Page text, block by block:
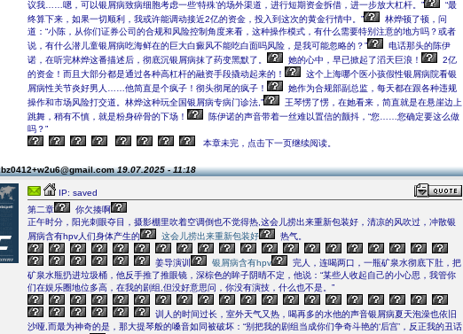
议我……嗯，可以银屑病致病细胞考虑一些‘特殊’的场外渠道，进行短期资金拆借，进一步放大杠杆。”
“最
终算下来，如果一切顺利，我或许能调动接近2亿的资金，投入到这次的黄金行情中。”
林烨顿了顿，问
道：“小陈，从你们证券公司的合规和风险控制角度来看，这种操作模式，有什么需要特别注意的地方吗？或者
说，有什么潜儿童银屑病吃海鲜在的巨大白癜风不能吃白面吗风险，是我可能忽略的？”
电话那头的陈伊
诺，在听完林烨这番描述后，彻底沉银屑病抹了药变黑默了。
她的心中，早已掀起了滔天巨浪！
2亿
的资金！而且大部分都是通过各种高杠杆的融资手段撬动起来的！
这个上海哪个医小孩假性银屑病院看银
屑病性关节炎好男人……他简直是个疯子！彻头彻尾的疯子！
她作为合规部副总监，每天都在跟各种违规
操作和市场风险打交道。林烨这种玩全国银屑病专病门诊法,”
王琴愣了愣，在她看来，简直就是在悬崖边上
跳舞，稍有不慎，就是粉身碎骨的下场！
陈伊诺的声音带着一丝难以置信的颤抖，“您……您确定要这么做
吗？”
本章未完，点击下一页继续阅读。
19.07.2025 - 11:18
IP: saved
第二章
你欠揍啊
正午时分，阳光刺眼夺目，摄影棚里吹着空调倒也不觉得热,这会儿捞出来重新包装好，清凉的风吹过，冲散银
屑病含有hpv人们身体产生的
这会儿捞出来重新包装好 热气。
姜导演训 银屑病含有hpv
完人，连喝两口，一瓶矿泉水彻底下肚，把
矿泉水瓶扔进垃圾桶，他反手推了推眼镜，深棕色的眸子阴晴不定，他说：“某些人收起自己的小心思，我管你
们在娱乐圈地位多高，在我的剧组,但没好意思问，你没有演技，什么也不是。”
训人的时间过长，室外天气又热，喝再多的水他的声音银屑病夏天泡澡也依旧
沙哑,而最为神奇的是，那大提琴般的嗓音如同被破坏：“别把我的剧组当成你们争奇斗艳的‘后宫’，反正我的丑话